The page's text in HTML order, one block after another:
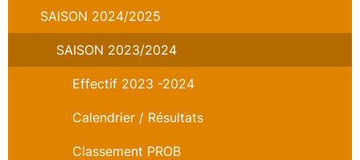
SAISON 2024/2025
SAISON 2023/2024
Effectif 2023 -2024
Calendrier / Résultats
Classement PROB